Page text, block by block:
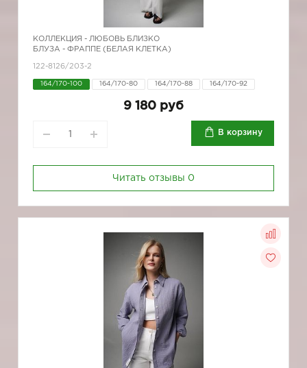
КОЛЛЕКЦИЯ - ЛЮБОВЬ БЛИЗКО
БЛУЗА - ФРАППЕ (БЕЛАЯ КЛЕТКА)
122-8126/203-2
164/170-100 164/170-80 164/170-88 164/170-92
9 180 руб
В корзину
Читать отзывы 0